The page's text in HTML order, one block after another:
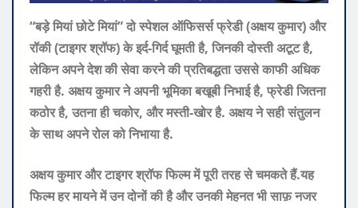
“बड़े मियां छोटे मियां” दो स्पेशल ऑफिसर्स फ्रेडी (अक्षय कुमार) और
रॉकी (टाइगर श्रॉफ) के इर्द-गिर्द घूमती है, जिनकी दोस्ती अटूट है,
लेकिन अपने देश की सेवा करने की प्रतिबद्धता उससे काफी अधिक
गहरी है. अक्षय कुमार ने अपनी भूमिका बखूबी निभाई है, फ्रेडी जितना
कठोर है, उतना ही चकोर, और मस्ती-खोर है. अक्षय ने सही संतुलन
के साथ अपने रोल को निभाया है.
अक्षय कुमार और टाइगर श्रॉफ फिल्म में पूरी तरह से चमकते हैं.यह
फिल्म हर मायने में उन दोनों की है और उनकी मेहनत भी साफ़ नजर